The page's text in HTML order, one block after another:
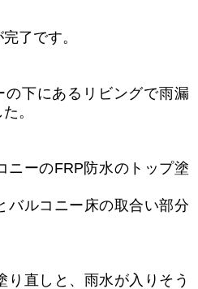
了です。
下にあるリビングで雨漏
。
ニーのFRP防水のトップ塗
バルコニー床の取合い部分
り直しと、雨水が入りそう